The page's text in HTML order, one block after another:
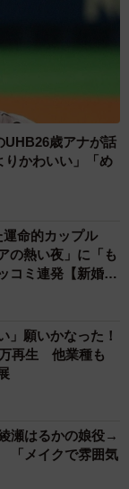
UHB26歳アナが話
かわいい」「め
運命的カップル
の熱い夜」に「も
コミ連発【新婚さ
」願いかなった！
再生 他業種も
瀬はるかの娘役→
「メイクで雰囲気